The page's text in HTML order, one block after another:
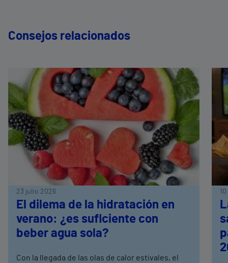
Consejos relacionados
23 julio 2026
El dilema de la hidratación en
verano: ¿es suficiente con
beber agua sola?
Con la llegada de las olas de calor estivales, el